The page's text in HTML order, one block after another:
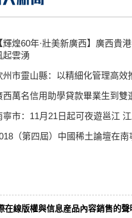
輝煌60年·壯美新廣西】廣西貴
起雲湧
州市靈山縣：以精細化管理高效
西萬名信用助學貸款畢業生到雙
寧市：11月21日起可夜遊邕江
（第四屆）中國稀土論壇在南
在線版權與信息産品內容銷售的聲